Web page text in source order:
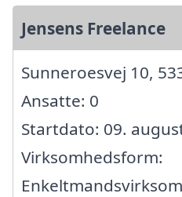
Jensens Freelance
Sunneroesvej 10,
Ansatte: 0
Startdato: 09.
Virksomhedsform: